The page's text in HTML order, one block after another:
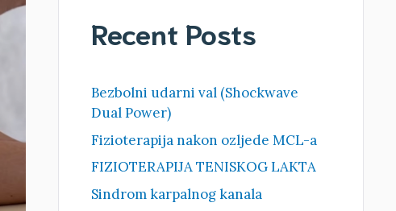
Recent Posts
Bezbolni udarni val (Shockwave
Dual Power)
Fizioterapija nakon ozljede MCL-a
FIZIOTERAPIJA TENISKOG LAKTA
Sindrom karpalnog kanala